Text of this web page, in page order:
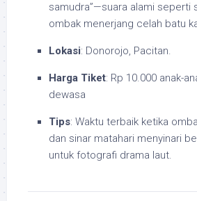
samudra”—suara alami seperti
ombak menerjang celah batu
Lokasi: Donorojo, Pacitan.
Harga Tiket: Rp 10.000 anak-
dewasa
Tips: Waktu terbaik ketika
dan sinar matahari menyinari
untuk fotografi drama laut.